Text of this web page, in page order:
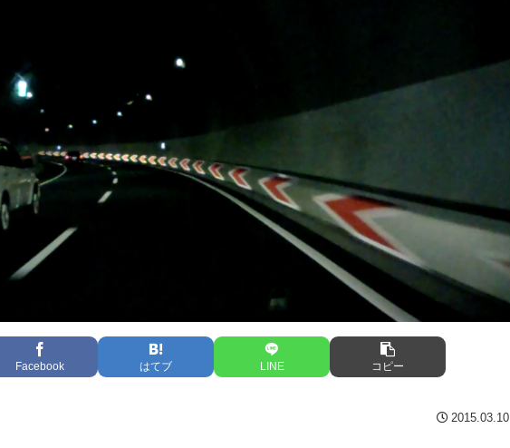
Facebook はてブ LINE コピー
2015.03.10